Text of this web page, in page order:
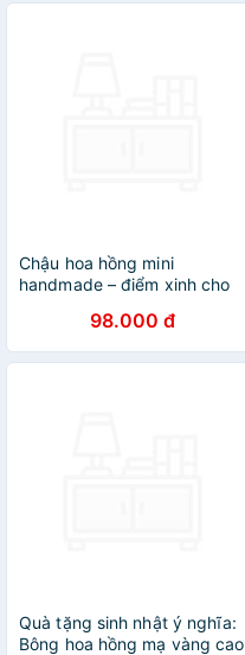
Chậu hoa hồng mini
handmade – điểm xinh cho
98.000 đ
Quà tặng sinh nhật ý nghĩa:
Bông hoa hồng mạ vàng cao